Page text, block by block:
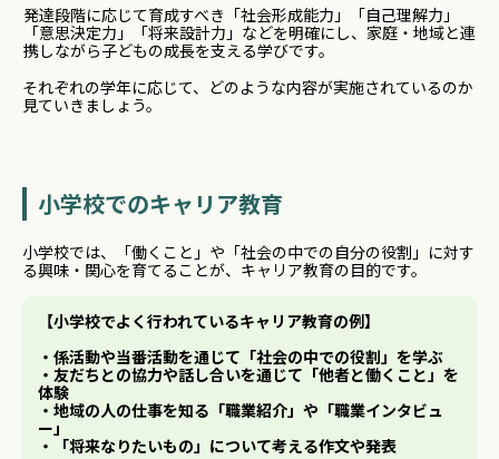
発達段階に応じて育成すべき「社会形成能力」「自己理解力」
「意思決定力」「将来設計力」などを明確にし、家庭・地域と連
携しながら子どもの成長を支える学びです。
それぞれの学年に応じて、どのような内容が実施されているのか
見ていきましょう。
小学校でのキャリア教育
小学校では、「働くこと」や「社会の中での自分の役割」に対す
る興味・関心を育てることが、キャリア教育の目的です。
【小学校でよく行われているキャリア教育の例】
・係活動や当番活動を通じて「社会の中での役割」を学ぶ
・友だちとの協力や話し合いを通じて「他者と働くこと」を
体験
・地域の人の仕事を知る「職業紹介」や「職業インタビュ
ー」
・「将来なりたいもの」について考える作文や発表